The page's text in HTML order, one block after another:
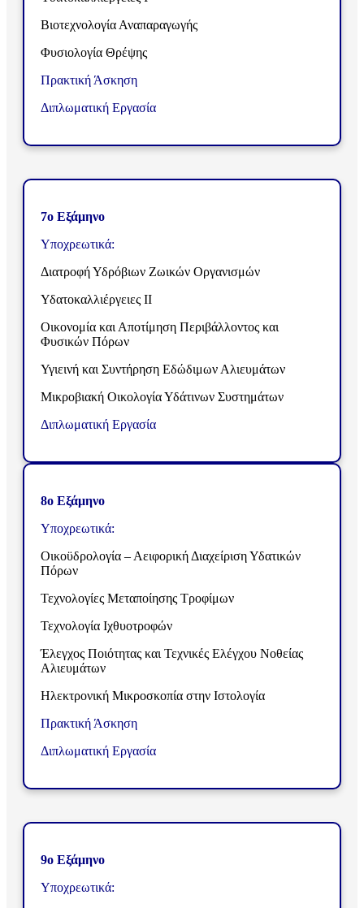
Βιοτεχνολογία Αναπαραγωγής
Φυσιολογία Θρέψης
Πρακτική Άσκηση
Διπλωματική Εργασία
7ο Εξάμηνο
Υποχρεωτικά:
Διατροφή Υδρόβιων Ζωικών Οργανισμών
Υδατοκαλλιέργειες ΙΙ
Οικονομία και Αποτίμηση Περιβάλλοντος και
Φυσικών Πόρων
Υγιεινή και Συντήρηση Εδώδιμων Αλιευμάτων
Μικροβιακή Οικολογία Υδάτινων Συστημάτων
Διπλωματική Εργασία
8ο Εξάμηνο
Υποχρεωτικά:
Οικοϋδρολογία – Αειφορική Διαχείριση Υδατικών
Πόρων
Τεχνολογίες Μεταποίησης Τροφίμων
Τεχνολογία Ιχθυοτροφών
Έλεγχος Ποιότητας και Τεχνικές Ελέγχου Νοθείας
Αλιευμάτων
Ηλεκτρονική Μικροσκοπία στην Ιστολογία
Πρακτική Άσκηση
Διπλωματική Εργασία
9ο Εξάμηνο
Υποχρεωτικά: